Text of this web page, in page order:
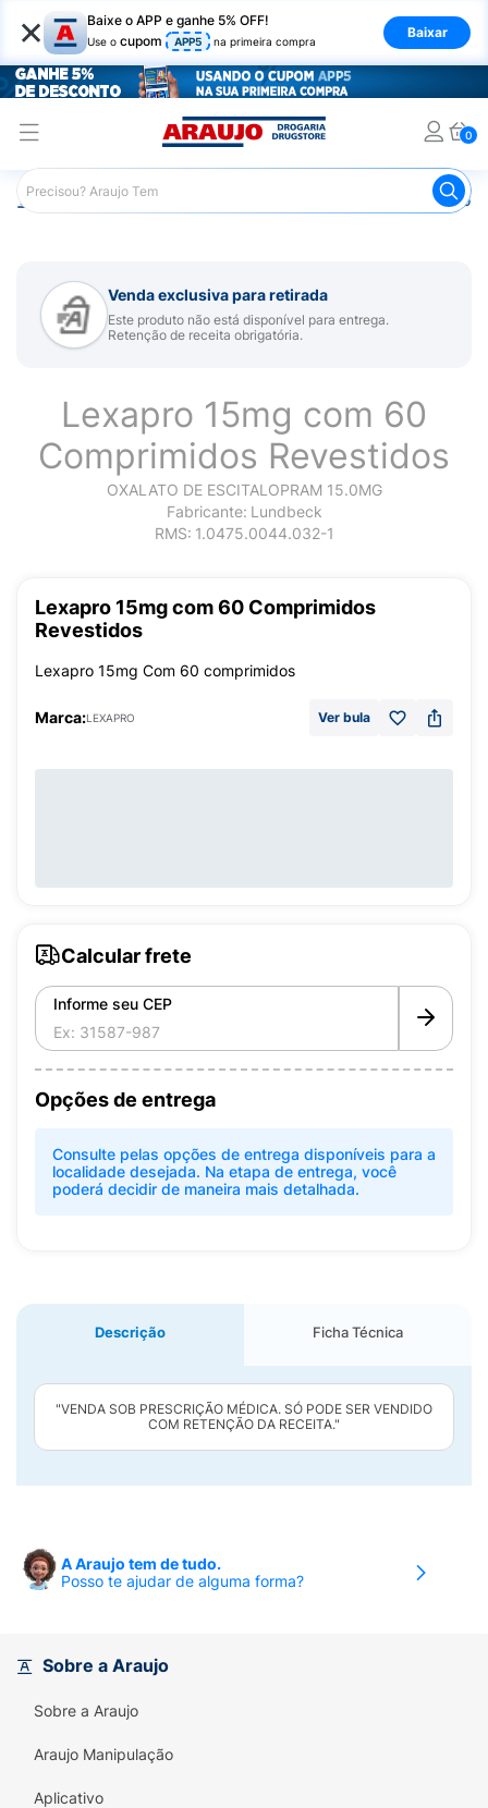
× Baixe o APP e ganhe 5% OFF!
Use o cupom APP5 na primeira compra
Baixar
0
Araujo Medicamentos Remédio para Sistema Nervoso
Venda exclusiva para retirada
Este produto não está disponível para entrega.
Retenção de receita obrigatória.
Lexapro 15mg com 60
Comprimidos Revestidos
OXALATO DE ESCITALOPRAM 15.0MG
Fabricante: Lundbeck
RMS: 1.0475.0044.032-1
Lexapro 15mg com 60 Comprimidos
Revestidos
Lexapro 15mg Com 60 comprimidos
Marca:LEXAPRO Ver bula
Calcular frete
Informe seu CEP
Opções de entrega
Consulte pelas opções de entrega disponíveis para a
localidade desejada. Na etapa de entrega, você
poderá decidir de maneira mais detalhada.
Descrição Ficha Técnica
"VENDA SOB PRESCRIÇÃO MÉDICA. SÓ PODE SER VENDIDO
COM RETENÇÃO DA RECEITA."
A Araujo tem de tudo.
Posso te ajudar de alguma forma?
Sobre a Araujo
Sobre a Araujo
Araujo Manipulação
Aplicativo